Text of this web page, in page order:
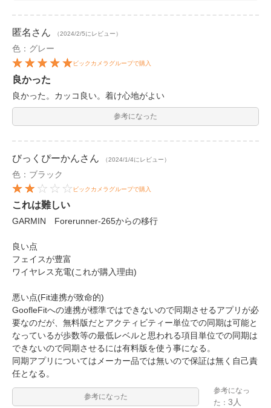
匿名 さん （2024/2/5にレビュー）
色：グレー
ビックカメラグループで購入
良かった
良かった。カッコ良い。着け心地がよい
参考になった
びっくぴーかんさん （2024/1/4にレビュー）
色：ブラック
ビックカメラグループで購入
これは難しい
GARMIN Forerunner-265からの移行
良い点
フェイスが豊富
ワイヤレス充電(これが購入理由)
悪い点(Fit連携が致命的)
GoofleFitへの連携が標準ではできないので同期させるアプリが必
要なのだが、無料版だとアクティビティー単位での同期は可能と
なっているが歩数等の最低レベルと思われる項目単位での同期は
できないので同期させるには有料版を使う事になる。
同期アプリについてはメーカー品では無いので保証は無く自己責
任となる。
参考になった
参考になっ
た：3人